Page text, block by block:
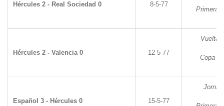
Hércules 2 - Real Sociedad 0 8-5-77
Primera
Hércules 2 - Valencia 0 12-5-77
Vuelta
Copa
Español 3 - Hércules 0 15-5-77